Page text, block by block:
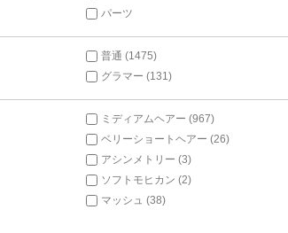
パーツ
普通 (1475)
グラマー (131)
ミディアムヘアー (967)
ベリーショートヘアー (26)
アシンメトリー (3)
ソフトモヒカン (2)
マッシュ (38)